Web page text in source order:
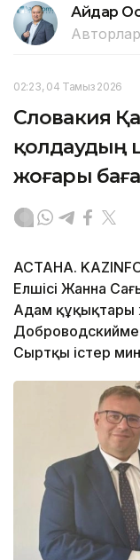
Айдар
Авторлар
02:23, 04 Тамыз 2026
Словакия
қолдаудың
жоғары
АСТАНА.
Елшісі Жанна
Адам құқықтары
Сыртқы істер